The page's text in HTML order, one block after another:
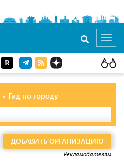
Гид по городу
ДОБАВИТЬ ОРГАНИЗАЦИЮ
Рекламодателям